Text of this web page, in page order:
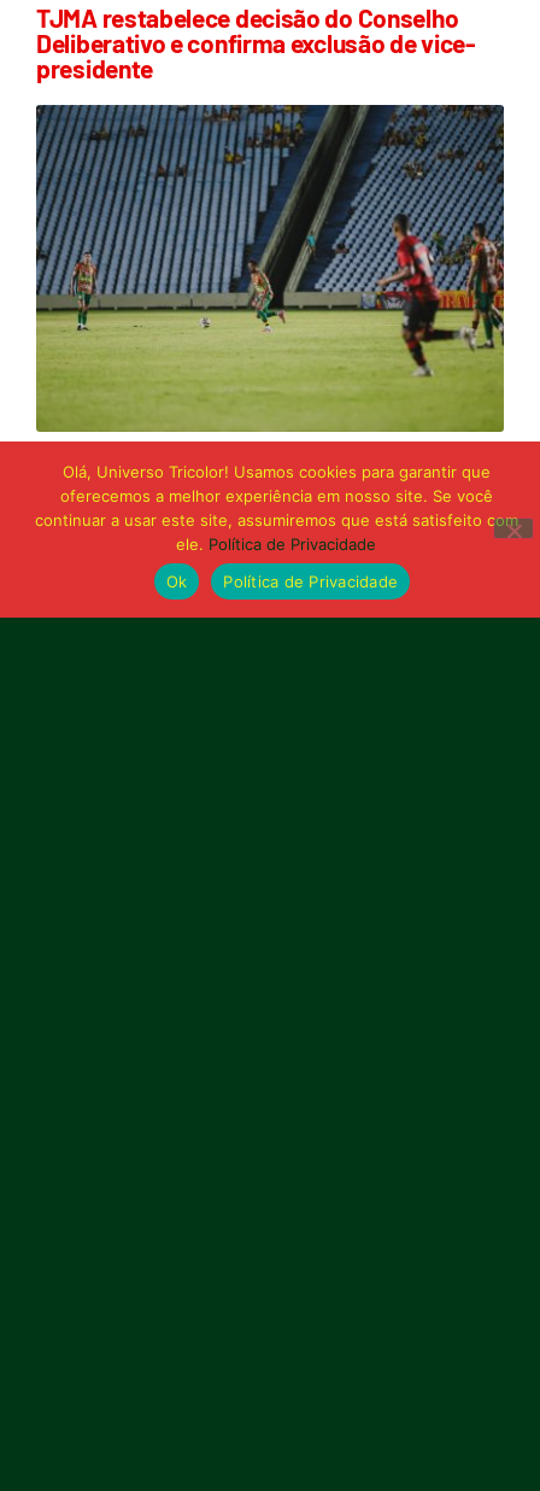
TJMA restabelece decisão do Conselho
Deliberativo e confirma exclusão de vice-
presidente
Sampaio é superado pelo Trem no Castelão
e buscará reação em Macapá
Olá, Universo Tricolor! Usamos cookies para garantir que
oferecemos a melhor experiência em nosso site. Se você
continuar a usar este site, assumiremos que está satisfeito com
ele. Política de Privacidade
Ok
Política de Privacidade